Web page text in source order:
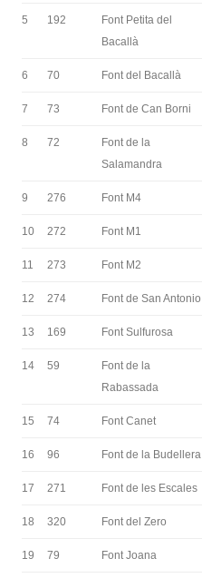
5 192
Font Petita del
Bacallà
6 70 Font del Bacallà
7 73 Font de Can Borni
8 72
Font de la
Salamandra
9 276 Font M4
10 272 Font M1
11 273 Font M2
12 274 Font de San Antonio
13 169 Font Sulfurosa
14 59
Font de la
Rabassada
15 74 Font Canet
16 96 Font de la Budellera
17 271 Font de les Escales
18 320 Font del Zero
19 79 Font Joana